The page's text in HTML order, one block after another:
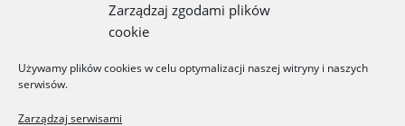
Zarządzaj zgodami plików
cookie
Używamy plików cookies w celu optymalizacji naszej witryny i naszych
serwisów.
Zarządzaj serwisami